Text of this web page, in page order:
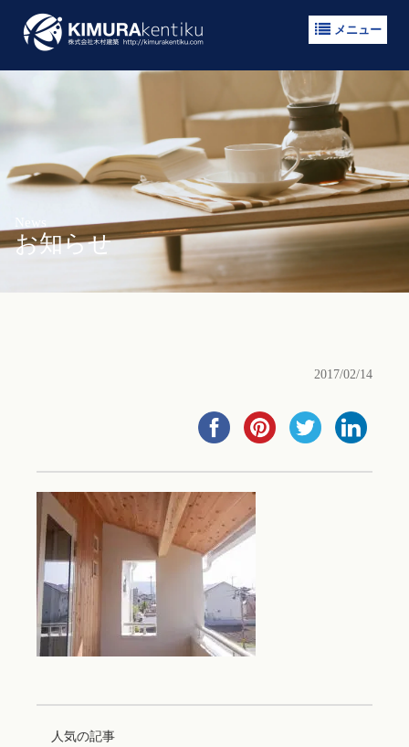
News
お知らせ
2017/02/14
人気の記事
メニュー